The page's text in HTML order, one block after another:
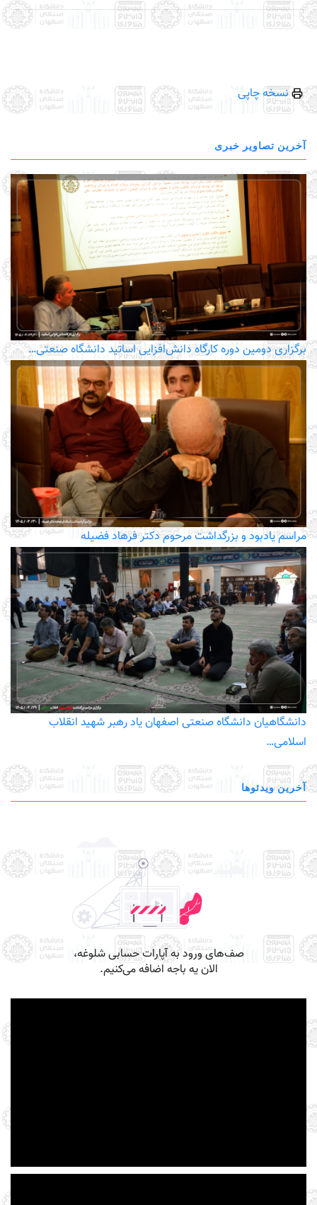
نسخه چاپی
آخرین تصاویر خبری
برگزاری دومین دوره کارگاه دانش‌افزایی اساتید دانشگاه صنعتی…
مراسم یادبود و بزرگداشت مرحوم دکتر فرهاد فضیله
دانشگاهیان دانشگاه صنعتی اصفهان یاد رهبر شهید انقلاب
اسلامی…
آخرین ویدئوها